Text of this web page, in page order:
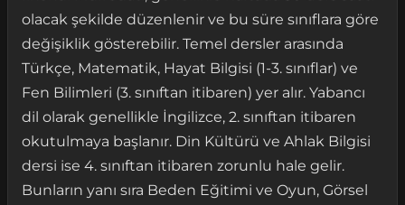
olacak şekilde düzenlenir ve bu süre sınıflara göre
değişiklik gösterebilir. Temel dersler arasında
Türkçe, Matematik, Hayat Bilgisi (1-3. sınıflar) ve
Fen Bilimleri (3. sınıftan itibaren) yer alır. Yabancı
dil olarak genellikle İngilizce, 2. sınıftan itibaren
okutulmaya başlanır. Din Kültürü ve Ahlak Bilgisi
dersi ise 4. sınıftan itibaren zorunlu hale gelir.
Bunların yanı sıra Beden Eğitimi ve Oyun, Görsel